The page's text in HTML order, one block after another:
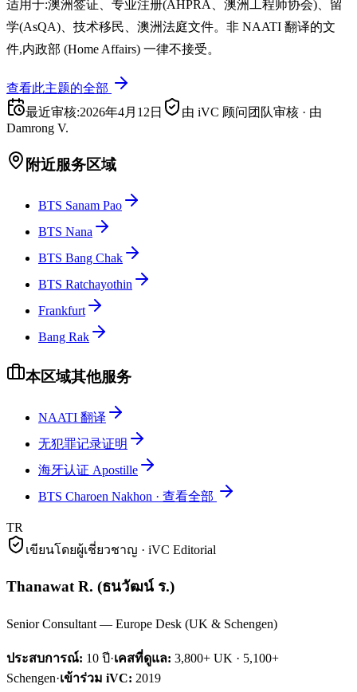
适用于:澳洲签证、专业注册(AHPRA、澳洲工程师协会)、留
学(AsQA)、技术移民、澳洲法庭文件。非 NAATI 翻译的文
件,内政部 (Home Affairs) 一律不接受。
查看此主题的全部
最近审核:2026年4月12日 由 iVC 顾问团队审核 · 由
Damrong V.
附近服务区域
BTS Sanam Pao
BTS Nana
BTS Bang Chak
BTS Ratchayothin
Frankfurt
Bang Rak
本区域其他服务
NAATI 翻译
无犯罪记录证明
海牙认证 Apostille
BTS Charoen Nakhon · 查看全部
TR
เขียนโดยผู้เชี่ยวชาญ · iVC Editorial
Thanawat R. (ธนวัฒน์ ร.)
Senior Consultant — Europe Desk (UK & Schengen)
ประสบการณ์: 10 ปี·เคสที่ดูแล: 3,800+ UK · 5,100+
Schengen·เข้าร่วม iVC: 2019